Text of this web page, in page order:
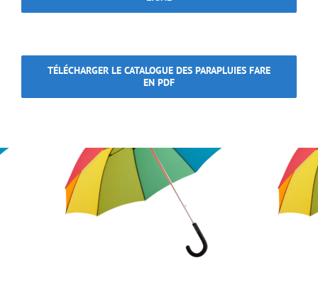
TÉLÉCHARGER LE CATALOGUE DES PARAPLUIES FARE
EN PDF